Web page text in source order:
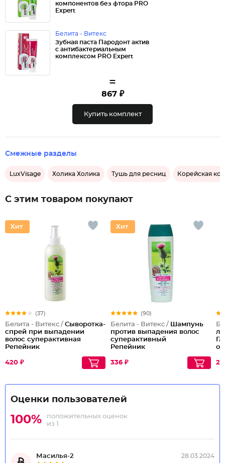
компонентов без фтора PRO
Expert
Белита - Витекс
Зубная паста Пародонт актив
с антибактериальным
комплексом PRO Expert
=
867 ₽
Купить комплект
Смежные разделы
LuxVisage Холика Холика Тушь для ресниц Корейская
С этим товаром покупают
(37)
Белита - Витекс / Сыворотка-
спрей при выпадении
волос суперактивная
Репейник
420 ₽
(90)
Белита - Витекс / Шампунь
против выпадения волос
суперактивный
Репейник
336 ₽
Оценки пользователей
100%
положительных оценок
из 1
Масилья-2 28.03.2024